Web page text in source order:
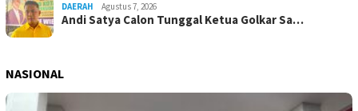
DAERAH Agustus 7, 2026
Andi Satya Calon Tunggal Ketua Golkar Sa…
NASIONAL